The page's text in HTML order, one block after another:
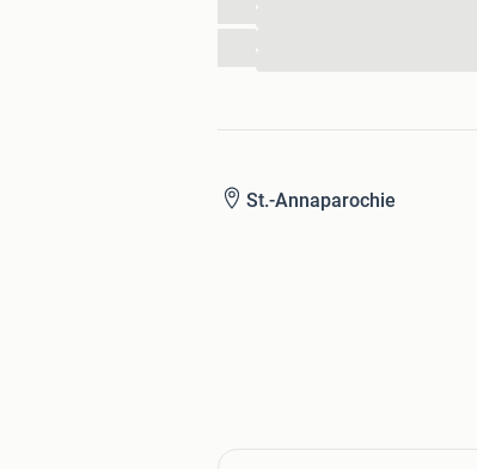
St.-Annaparochie